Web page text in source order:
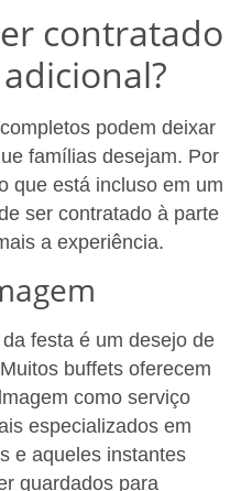
contratado
podem deixar
famílias desejam. Por
que está incluso em um
ser contratado à parte
a experiência.
festa é um desejo de
buffets oferecem
como serviço
especializados em
e aqueles instantes
guardados para